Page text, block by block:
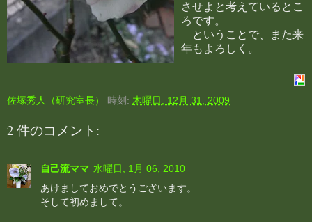
させよと考えているとこ
ろです。
ということで、また来
年もよろしく。
佐塚秀人（研究室長） 時刻: 木曜日, 12月 31, 2009
2 件のコメント:
自己流ママ 水曜日, 1月 06, 2010
あけましておめでとうございます。
そして初めまして。